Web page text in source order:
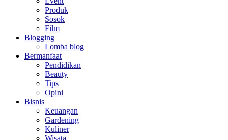
Produk
Sosok
Film
Blogging
Lomba blog
Bermanfaat
Pendidikan
Beauty
Tips
Opini
Bisnis
Keuangan
Gardening
Kuliner
Wisata